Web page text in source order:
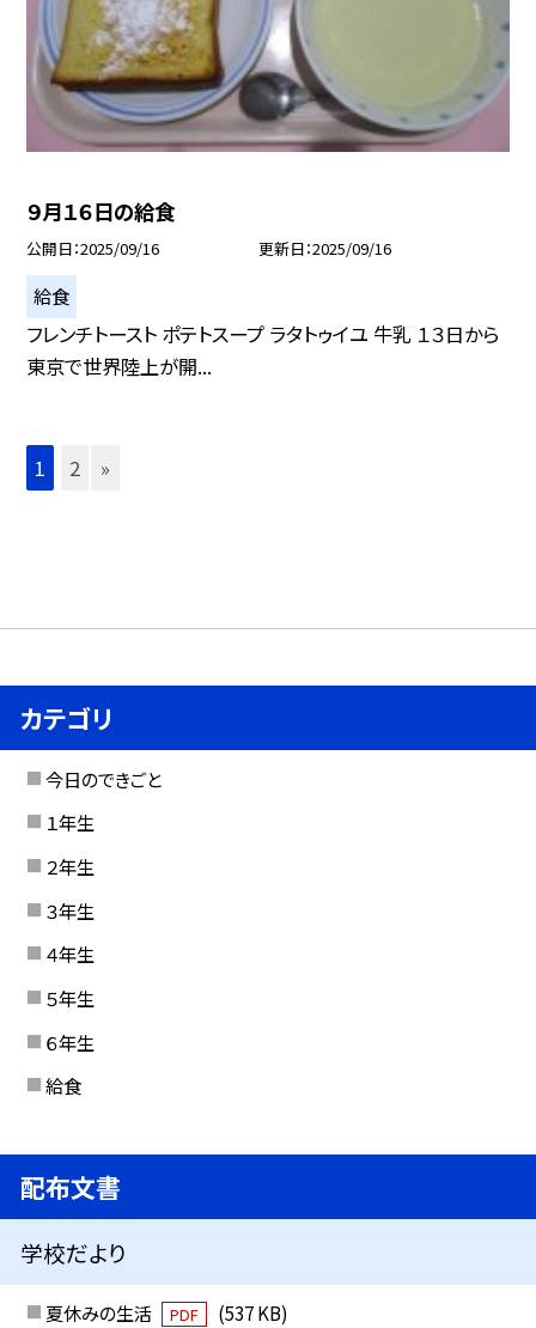
９月１６日の給食
公開日 2025/09/16 更新日 2025/09/16
給食
フレンチトースト ポテトスープ ラタトゥイユ 牛乳 １３日から
東京で世界陸上が開...
1 2 »
カテゴリ
今日のできごと
１年生
２年生
３年生
４年生
５年生
６年生
給食
配布文書
学校だより
夏休みの生活 PDF
(537 KB)